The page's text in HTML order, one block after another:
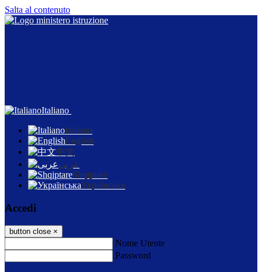
Salta al contenuto
Italiano
Italiano
English
中文
عربى
Shqiptare
Українська
Accedi
button close ×
Nome Utente
Password